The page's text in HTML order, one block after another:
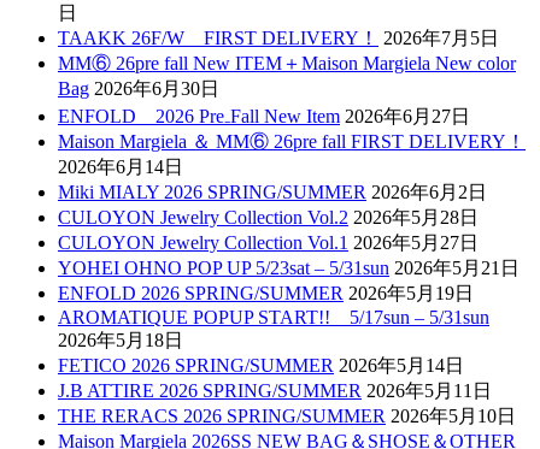
日
TAAKK 26F/W FIRST DELIVERY！
2026年7月5日
MM⑥ 26pre fall New ITEM＋Maison Margiela New color
Bag 2026年6月30日
ENFOLD 2026 Pre₋Fall New Item 2026年6月27日
Maison Margiela ＆ MM⑥ 26pre fall FIRST DELIVERY！
2026年6月14日
Miki MIALY 2026 SPRING/SUMMER 2026年6月2日
CULOYON Jewelry Collection Vol.2 2026年5月28日
CULOYON Jewelry Collection Vol.1 2026年5月27日
YOHEI OHNO POP UP 5/23sat – 5/31sun 2026年5月21日
ENFOLD 2026 SPRING/SUMMER 2026年5月19日
AROMATIQUE POPUP START!! 5/17sun – 5/31sun
2026年5月18日
FETICO 2026 SPRING/SUMMER 2026年5月14日
J.B ATTIRE 2026 SPRING/SUMMER 2026年5月11日
THE RERACS 2026 SPRING/SUMMER 2026年5月10日
Maison Margiela 2026SS NEW BAG＆SHOSE＆OTHER